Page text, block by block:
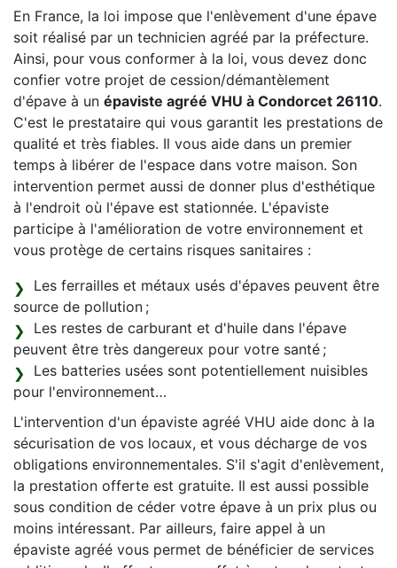
En France, la loi impose que l'enlèvement d'une épave
soit réalisé par un technicien agréé par la préfecture.
Ainsi, pour vous conformer à la loi, vous devez donc
confier votre projet de cession/démantèlement
d'épave à un épaviste agréé VHU à Condorcet 26110.
C'est le prestataire qui vous garantit les prestations de
qualité et très fiables. Il vous aide dans un premier
temps à libérer de l'espace dans votre maison. Son
intervention permet aussi de donner plus d'esthétique
à l'endroit où l'épave est stationnée. L'épaviste
participe à l'amélioration de votre environnement et
vous protège de certains risques sanitaires :
Les ferrailles et métaux usés d'épaves peuvent être
source de pollution ;
Les restes de carburant et d'huile dans l'épave
peuvent être très dangereux pour votre santé ;
Les batteries usées sont potentiellement nuisibles
pour l'environnement…
L'intervention d'un épaviste agréé VHU aide donc à la
sécurisation de vos locaux, et vous décharge de vos
obligations environnementales. S'il s'agit d'enlèvement,
la prestation offerte est gratuite. Il est aussi possible
sous condition de céder votre épave à un prix plus ou
moins intéressant. Par ailleurs, faire appel à un
épaviste agréé vous permet de bénéficier de services